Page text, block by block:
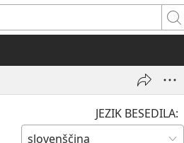
Išči
JEZIK BESEDILA: